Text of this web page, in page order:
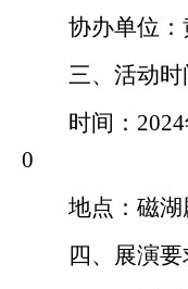
协办单位
三、活动时
时间： 2024
0
地点： 磁湖
四、展演要